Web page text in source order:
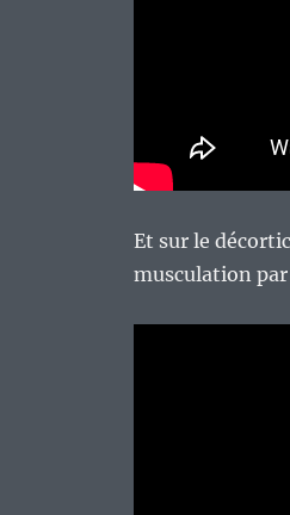
Et sur le
musculation